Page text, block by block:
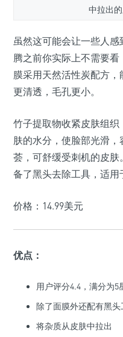
中拉出的
虽然这可能会让一些人
腾之前你实际上不需要
膜采用天然活性炭配方
更清透，毛孔更小。
竹子提取物收紧皮肤组
肤的水分，使脸部光滑
荟，可舒缓受刺机的皮
备了黑头去除工具，适用
价格：14.99美元
优点：
用户评分4.4，满分为5
除了面膜外还配有黑头
将杂质从皮肤中拉出